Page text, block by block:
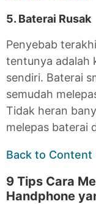
5. Baterai Rusak
Penyebab
tentunya adalah
sendiri. Baterai
semudah
Tidak heran
melepas baterai
Back to
9 Tips Cara
Handphone